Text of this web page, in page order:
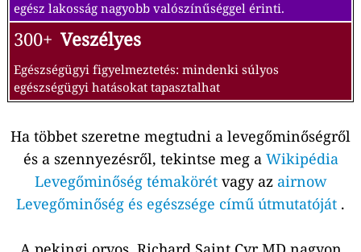
egész lakosság nagyobb valószínűséggel érinti.
300+ Veszélyes
Egészségügyi figyelmeztetés: mindenki súlyos
egészségügyi hatásokat tapasztalhat
Ha többet szeretne megtudni a levegőminőségről
és a szennyezésről, tekintse meg a Wikipédia
Levegőminőség témakörétvagy az airnow
Levegőminőség és egészsége című útmutatóját .